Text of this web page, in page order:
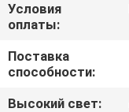
СЛУЧАИ
VR
Условия
оплаты:
Поставка
способности:
Высокий свет: